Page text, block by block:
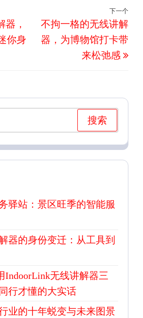
器，
你身
下
一
下一个
不拘一格的无线讲解
器，为博物馆打卡带
来松弛感
驿站：景区旺季的智能服
器的身份变迁：从工具到
IndoorLink无线讲解器三
行才懂的大实话
业的十年蜕变与未来图景